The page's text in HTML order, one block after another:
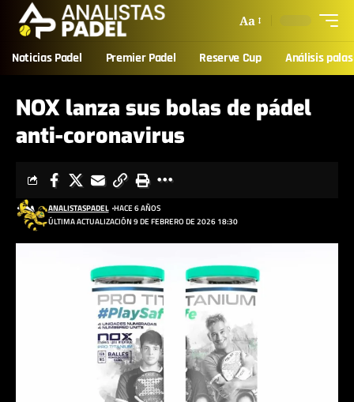
Aa
Noticias Padel Premier Padel Reserve Cup Análisis palas
NOX lanza sus bolas de pádel
anti-coronavirus
ÚLTIMA ACTUALIZACIÓN 9 DE FEBRERO DE 2026 18:30
ANALISTASPADEL HACE 6 AÑOS